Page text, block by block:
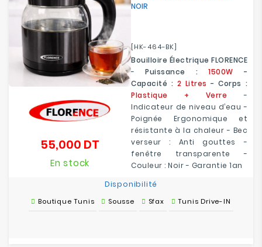
NOIR
[HK-464-BK]
Bouilloire Électrique FLORENCE
- Puissance :1500W -
Capacité : 2 Litres - Corps :
Plastique + Verre -
Indicateur de niveau d’eau -
Poignée Ergonomique et
résistante à la chaleur - Bec
verseur : Anti gouttes -
fenêtre transparente -
Couleur : Noir - Garantie 1an
55,000 DT
En stock
Disponibilité
Boutique Tunis Sousse Sfax Tunis Drive-IN